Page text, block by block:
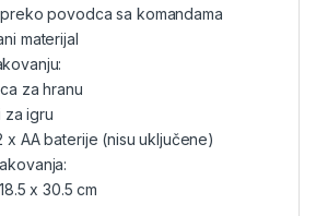
povodca sa komandama
materijal
za hranu
za igru
x AA baterije (nisu uključene)
x 30.5 cm